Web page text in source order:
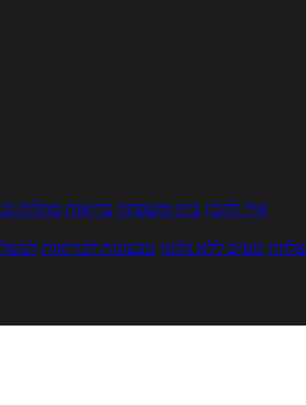
איך להכין בית ומשפחה בריאות מחלות
טעים ללא גלוטן טבעונות לבריאות